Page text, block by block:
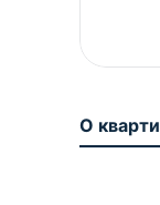
О